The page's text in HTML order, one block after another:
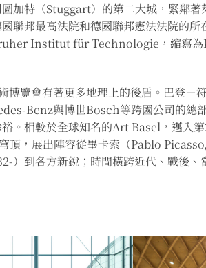
加特（Stuggart）的第二大城，緊鄰
聯邦最高法院和德國聯邦憲法法院的
Institut für Technologie，縮寫為
覽會有著更多地理上的後盾。巴登－
Benz與博世Bosch等跨國公司的總
。相較於全球知名的Art Basel，邁
頂，展出陣容從畢卡索（Pablo
到各方新銳；時間橫跨近代、戰後